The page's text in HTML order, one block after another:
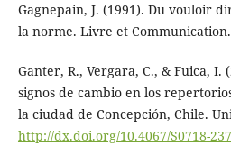
Gagnepain, J. (1991). Du vouloir
la norme. Livre et Communication.
Ganter, R., Vergara, C., & Fuica, I.
signos de cambio en los
la ciudad de Concepción, Chile.
http://dx.doi.org/10.4067/S0718-